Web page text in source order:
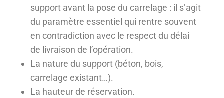
support avant la pose du carrelage : il s’agit
du paramètre essentiel qui rentre souvent
en contradiction avec le respect du délai
de livraison de l’opération.
La nature du support (béton, bois,
carrelage existant…).
La hauteur de réservation.